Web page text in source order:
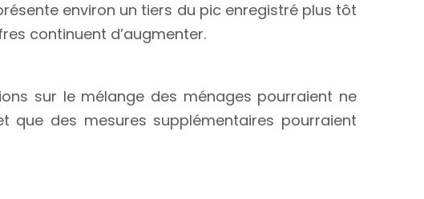
environ un tiers du pic enregistré plus tôt
continuent d’augmenter.
sur le mélange des ménages pourraient ne
que des mesures supplémentaires pourraient